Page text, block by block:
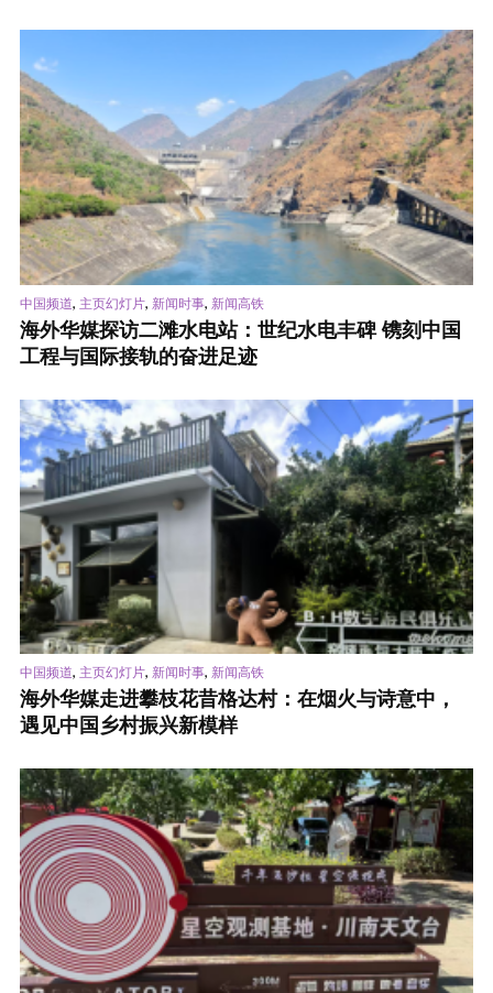
中国频道, 主页幻灯片, 新闻时事, 新闻高铁
海外华媒探访二滩水电站：世纪水电丰碑 镌刻中国
工程与国际接轨的奋进足迹
中国频道, 主页幻灯片, 新闻时事, 新闻高铁
海外华媒走进攀枝花昔格达村：在烟火与诗意中，
遇见中国乡村振兴新模样